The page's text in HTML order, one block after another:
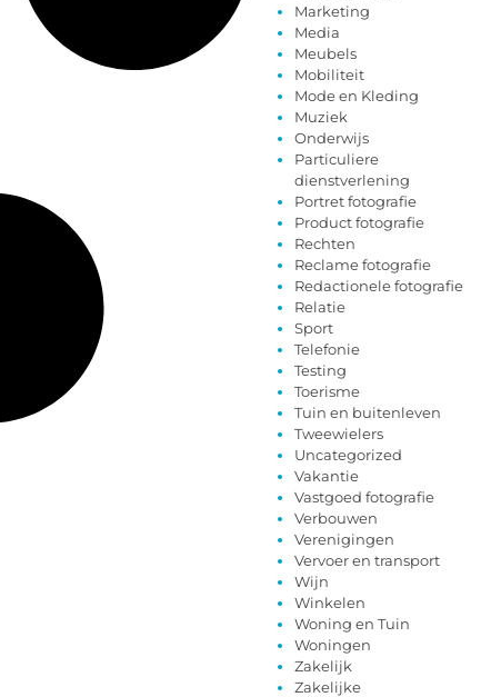
Marketing
Media
Meubels
Mobiliteit
Mode en Kleding
Muziek
Onderwijs
Particuliere
dienstverlening
Portret fotografie
Product fotografie
Rechten
Reclame fotografie
Redactionele fotografie
Relatie
Sport
Telefonie
Testing
Toerisme
Tuin en buitenleven
Tweewielers
Uncategorized
Vakantie
Vastgoed fotografie
Verbouwen
Verenigingen
Vervoer en transport
Wijn
Winkelen
Woning en Tuin
Woningen
Zakelijk
Zakelijke